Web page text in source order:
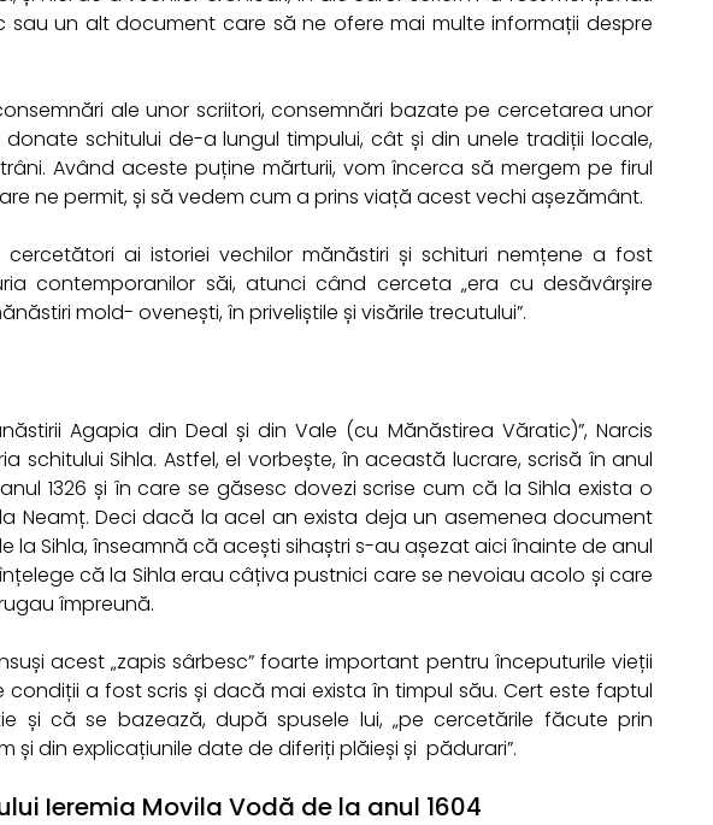
sau un alt document care să ne ofere mai multe informații despre
ale unor scriitori, consemnări bazate pe cercetarea unor
schitului de-a lungul timpului, cât și din unele tradiții locale,
Având aceste puține mărturii, vom încerca să mergem pe firul
ne permit, și să vedem cum a prins viață acest vechi așezământ.
ai istoriei vechilor mănăstiri și schituri nemțene a fost
contemporanilor săi, atunci când cerceta „era cu desăvârșire
mold- ovenești, în priveliștile și visările trecutului”.
Agapia din Deal și din Vale (cu Mănăstirea Văratic)”, Narcis
schitului Sihla. Astfel, el vorbește, în această lucrare, scrisă în anul
1326 și în care se găsesc dovezi scrise cum că la Sihla exista o
Neamț. Deci dacă la acel an exista deja un asemenea document
Sihla, înseamnă că acești sihaștri s-au așezat aici înainte de anul
că la Sihla erau câțiva pustnici care se nevoiau acolo și care
împreună.
acest „zapis sârbesc” foarte important pentru începuturile vieții
a fost scris și dacă mai exista în timpul său. Cert este faptul
și că se bazează, după spusele lui, „pe cercetările făcute prin
din explicațiunile date de diferiți plăieși și pădurari”.
Ieremia Movila Vodă de la anul 1604